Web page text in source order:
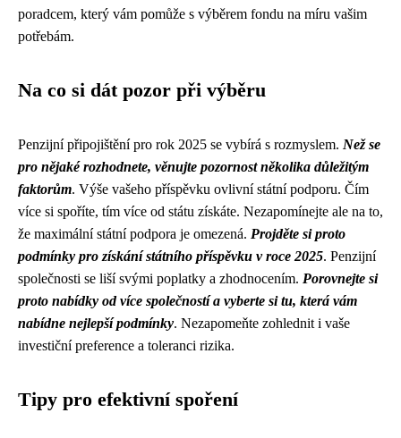
poradcem, který vám pomůže s výběrem fondu na míru vašim
potřebám.
Na co si dát pozor při výběru
Penzijní připojištění pro rok 2025 se vybírá s rozmyslem. Než se
pro nějaké rozhodnete, věnujte pozornost několika důležitým
faktorům. Výše vašeho příspěvku ovlivní státní podporu. Čím
více si spoříte, tím více od státu získáte. Nezapomínejte ale na to,
že maximální státní podpora je omezená. Projděte si proto
podmínky pro získání státního příspěvku v roce 2025. Penzijní
společnosti se liší svými poplatky a zhodnocením. Porovnejte si
proto nabídky od více společností a vyberte si tu, která vám
nabídne nejlepší podmínky. Nezapomeňte zohlednit i vaše
investiční preference a toleranci rizika.
Tipy pro efektivní spoření